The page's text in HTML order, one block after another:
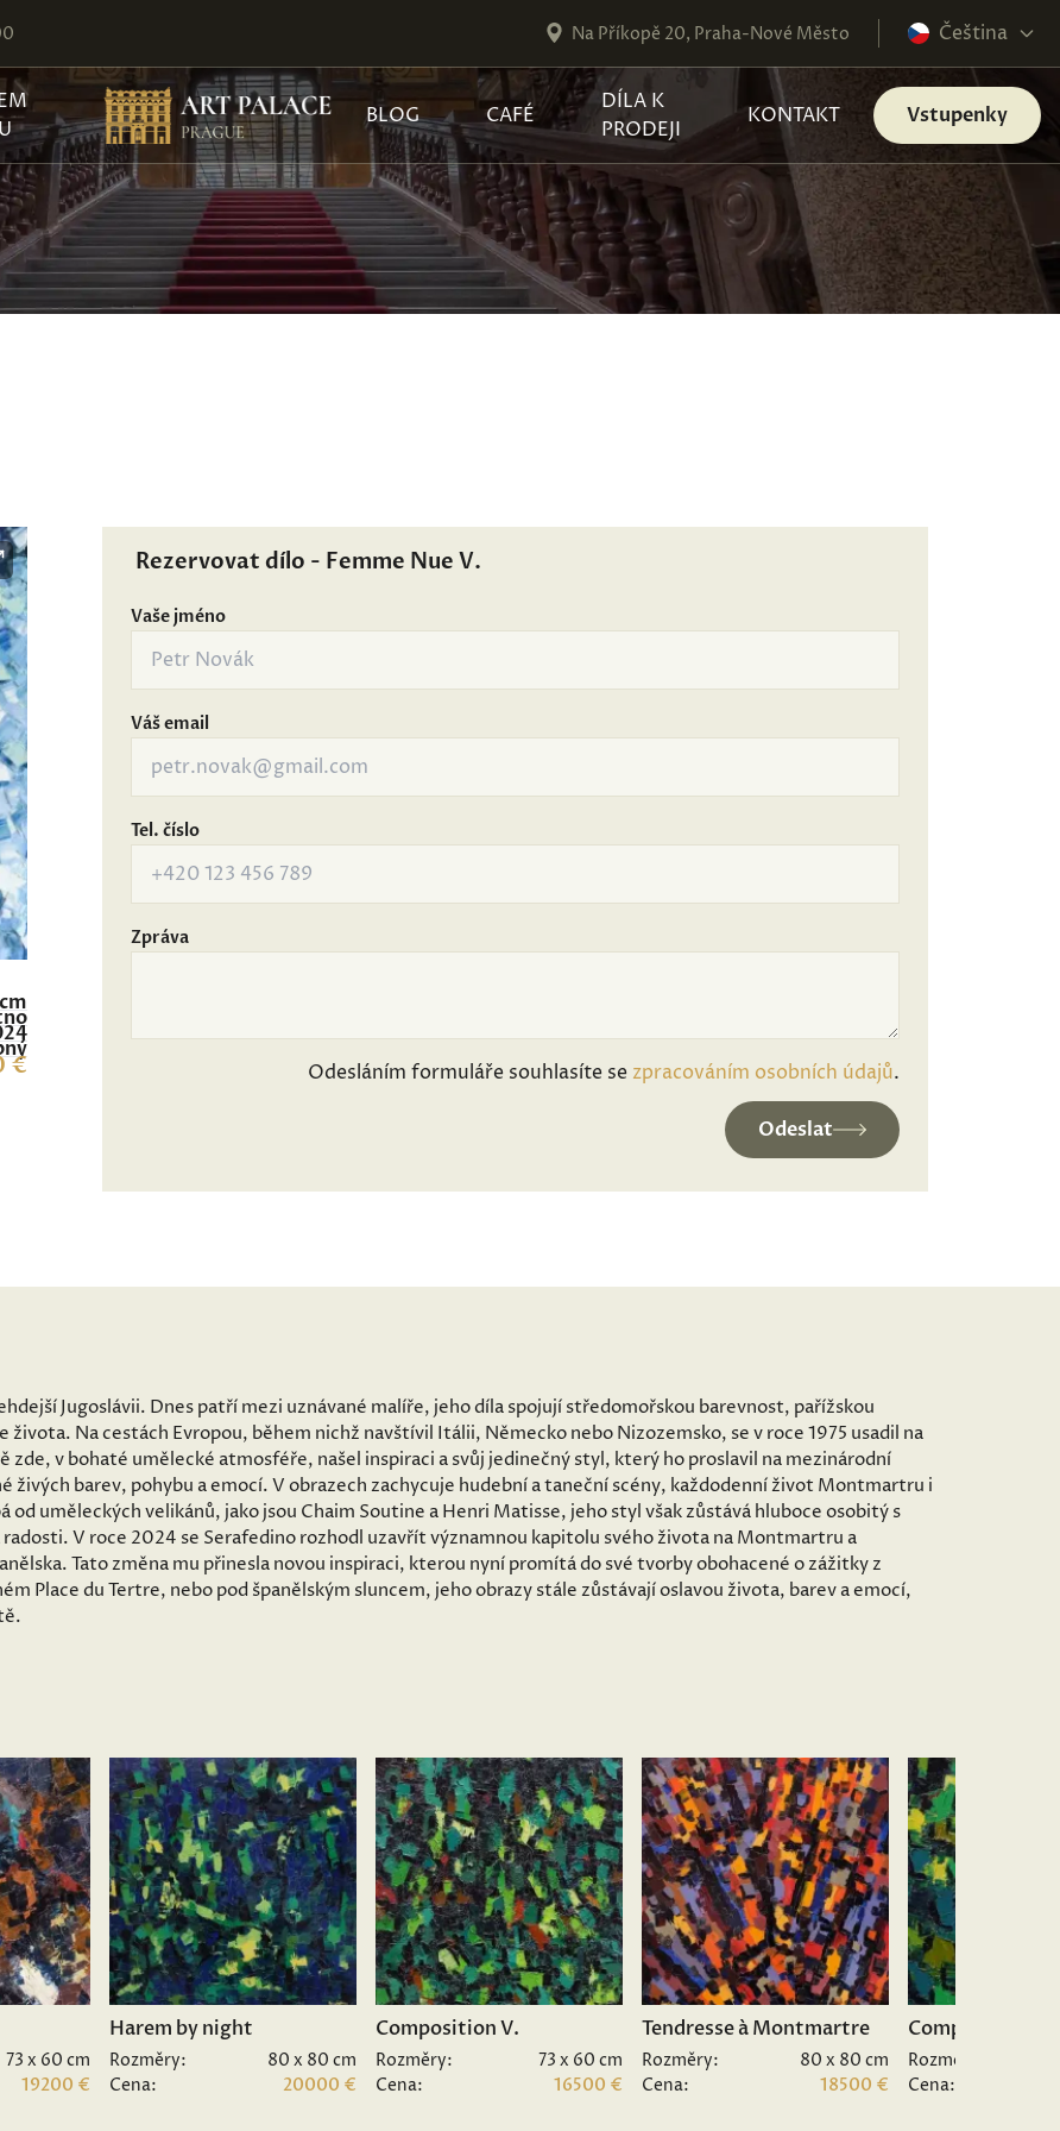
Na Příkopě 20, Praha-Nové Město Čeština
BLOG CAFÉ
DÍLA K
PRODEJI
KONTAKT Vstupenky
€
Rezervovat dílo - Femme Nue V.
Vaše jméno
Váš email
Tel. číslo
Zpráva
Odesláním formuláře souhlasíte se zpracováním osobních údajů.
Odeslat
Jugoslávii. Dnes patří mezi uznávané malíře, jeho díla spojují středomořskou barevnost, pařížskou
Na cestách Evropou, během nichž navštívil Itálii, Německo nebo Nizozemsko, se v roce 1975 usadil na
zde, v bohaté umělecké atmosféře, našel inspiraci a svůj jedinečný styl, který ho proslavil na mezinárodní
živých barev, pohybu a emocí. V obrazech zachycuje hudební a taneční scény, každodenní život Montmartru i
uměleckých velikánů, jako jsou Chaim Soutine a Henri Matisse, jeho styl však zůstává hluboce osobitý s
radosti. V roce 2024 se Serafedino rozhodl uzavřít významnou kapitolu svého života na Montmartru a
Tato změna mu přinesla novou inspiraci, kterou nyní promítá do své tvorby obohacené o zážitky z
Place du Tertre, nebo pod španělským sluncem, jeho obrazy stále zůstávají oslavou života, barev a emocí,
73 x 60 cm
19200 €
Harem by night
Rozměry:
80 x 80 cm
Cena:
20000 €
Composition V.
Rozměry:
73 x 60 cm
Cena:
16500 €
Tendresse à Montmartre
Rozměry:
80 x 80 cm
Cena:
18500 €
Composition II.
Rozměry:
Cena: